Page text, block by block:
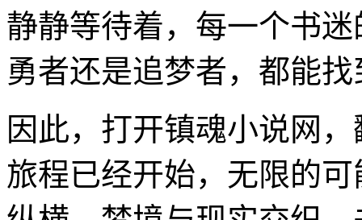
静静等待着，每一个书
勇者还是追梦者，都能
因此，打开镇魂小说网
旅程已经开始，无限的